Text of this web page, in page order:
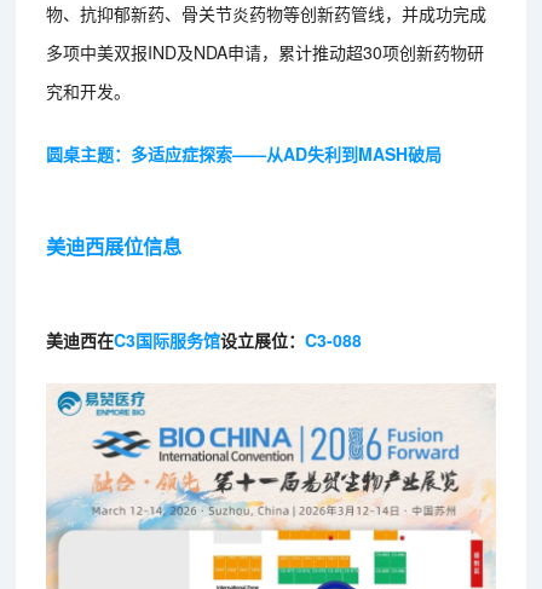
物、抗抑郁新药、骨关节炎药物等创新药管线，并成功完成
多项中美双报IND及NDA申请，累计推动超30项创新药物研
究和开发。
圆桌主题：多适应症探索——从AD失利到MASH破局
美迪西展位信息
美迪西在C3国际服务馆设立展位：C3-088